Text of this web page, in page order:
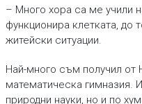
– Много хора са ме учили
функционира клетката, до
житейски ситуации.
Най-много съм получил от
математическа гимназия.
природни науки, но и по